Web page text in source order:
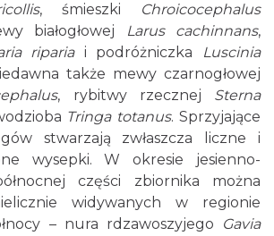
, śmieszki
Chroicocephalus
białogłowej Larus cachinnans,
ripariai podróżniczka
Luscinia
także mewy czarnogłowej
, rybitwy rzecznej Sterna
Tringa totanus. Sprzyjające
stwarzają zwłaszcza liczne i
wysepki. W okresie jesienno-
części zbiornika można
widywanych w regionie
– nura rdzawoszyjego
Gavia